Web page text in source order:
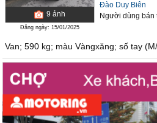
9 ảnh
Đăng ngày: 15/01/2025
Đào Duy Biên
Người dùng bán
Van; 590 kg; màu Vàngxăng; số tay